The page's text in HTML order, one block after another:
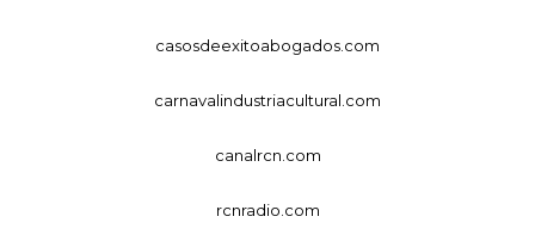
casosdeexitoabogados.com
carnavalindustriacultural.com
canalrcn.com
rcnradio.com